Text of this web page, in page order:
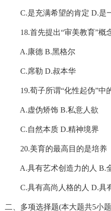
C.是充满希望的肯定 D.是
18.首先提出“审美教育”概
A.康德 B.黑格尔
C.席勒 D.叔本华
19.荀子所谓“化性起伪”中
A.虚伪矫饰 B.私意人欲
C.自然本质 D.精神境界
20.美育的最高目的是培养
A.具有艺术创造力的人 B.
C.具有高尚人格的人 D.具
二、多项选择题(本大题共5小